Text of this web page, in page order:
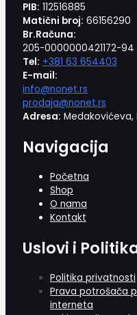
PIB: 112516885
Matični broj: 66156290
Br.Računa:
205-0000000421172-94
Tel: +381 63 654403
E-mail:
info@nonet.rs
prodaja@nonet.rs
Adresa: Medakovićeva,
Navigacija
Početna
Shop
O nama
Kontakt
Uslovi i
Politika privatnosti
Prava potrošača
interneta